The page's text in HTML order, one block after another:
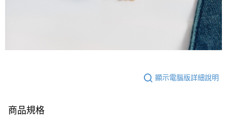
顯示電腦版詳細說明
商品規格